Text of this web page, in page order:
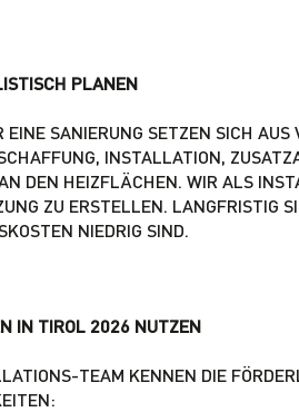
PLANEN
EINE SANIERUNG SETZEN SICH AUS
INSTALLATION,
DEN HEIZFLÄCHEN. WIR ALS
ZU ERSTELLEN. LANGFRISTIG
NIEDRIG SIND.
IN TIROL 2026 NUTZEN
TEAM KENNEN DIE